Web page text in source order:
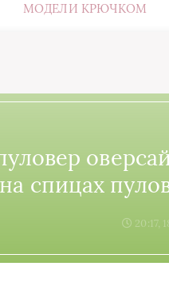
МОДЕЛИ КРЮЧКОМ
спицах
20:17,